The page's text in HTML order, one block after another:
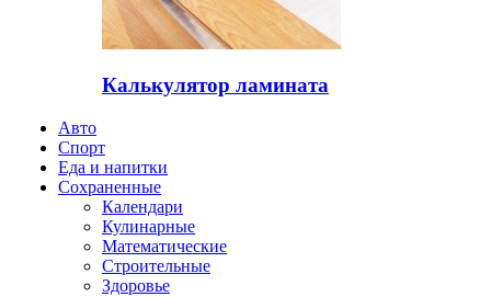
Калькулятор ламината
Авто
Спорт
Еда и напитки
Сохраненные
Календари
Кулинарные
Математические
Строительные
Здоровье